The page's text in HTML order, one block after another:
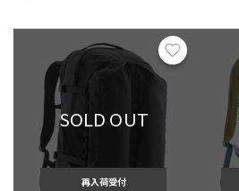
お気に入り
SOLD OUT
再入荷受付